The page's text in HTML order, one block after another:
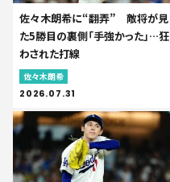
佐々木朗希に“翻弄” 敵将が見
た5勝目の裏側「手強かった」…狂
わされた打線
佐々木朗希
2026.07.31